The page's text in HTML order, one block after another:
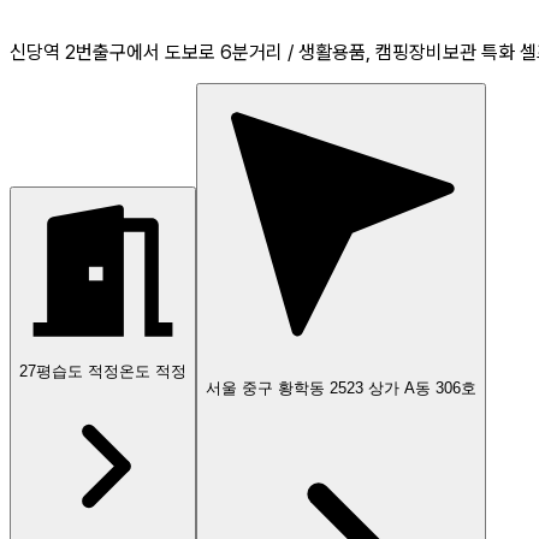
신당역 2번출구에서 도보로 6분거리 / 생활용품, 캠핑장비보관 특화 셀
27평 습도 적정 온도 적정
서울 중구 황학동 2523 상가 A동 306호